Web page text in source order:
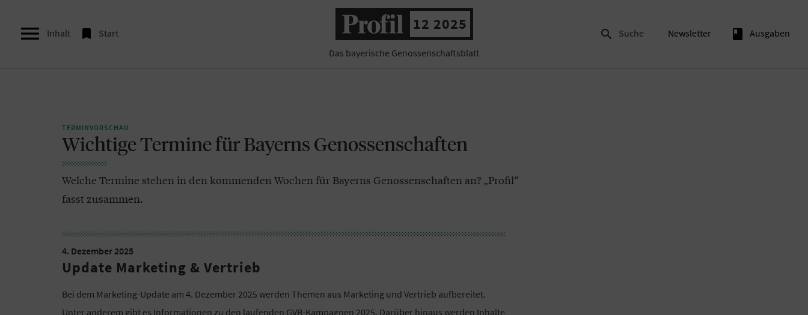
 Inhalt  Start
12 2025
Das bayerische Genossenschaftsblatt
 Suche Newsletter book Ausgaben
TERMINVORSCHAU
Wichtige Termine für Bayerns Genossenschaften
Welche Termine stehen in den kommenden Wochen für Bayerns Genossenschaften an? „Profil“
fasst zusammen.
4. Dezember 2025
Update Marketing & Vertrieb
Bei dem Marketing-Update am 4. Dezember 2025 werden Themen aus Marketing und Vertrieb aufbereitet.
Unter anderem gibt es Informationen zu den laufenden GVB-Kampagnen 2025. Darüber hinaus werden Inhalte